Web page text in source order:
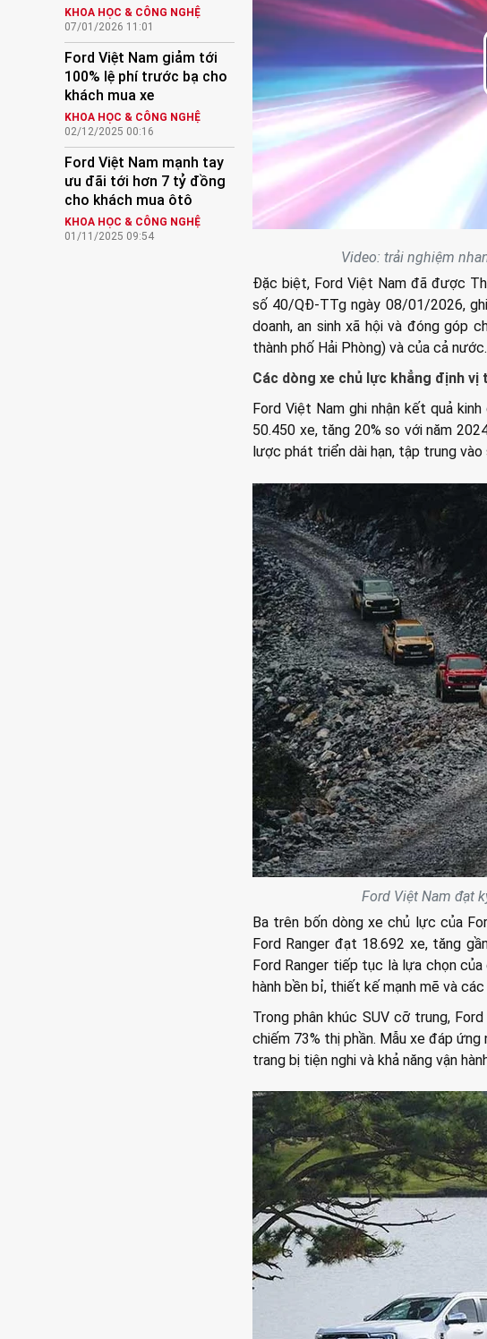
KHOA HỌC & CÔNG NGHỆ
07/01/2026 11:01
Ford Việt Nam giảm tới
100% lệ phí trước bạ cho
khách mua xe
KHOA HỌC & CÔNG NGHỆ
02/12/2025 00:16
Ford Việt Nam mạnh tay
ưu đãi tới hơn 7 tỷ đồng
cho khách mua ôtô
KHOA HỌC & CÔNG NGHỆ
01/11/2025 09:54
Video: trải nghiệm
Đặc biệt, Ford Việt Nam đã được
số 40/QĐ-TTg ngày 08/01/2026,
doanh, an sinh xã hội và đóng góp
thành phố Hải Phòng) và của cả nước.
Các dòng xe chủ lực khẳng định vị
Ford Việt Nam ghi nhận kết quả
50.450 xe, tăng 20% so với năm
lược phát triển dài hạn, tập trung vào
Ford Việt Nam đạt
Ba trên bốn dòng xe chủ lực của
Ford Ranger đạt 18.692 xe, tăng
Ford Ranger tiếp tục là lựa chọn của
hành bền bỉ, thiết kế mạnh mẽ và
Trong phân khúc SUV cỡ trung,
chiếm 73% thị phần. Mẫu xe đáp ứng
trang bị tiện nghi và khả năng vận